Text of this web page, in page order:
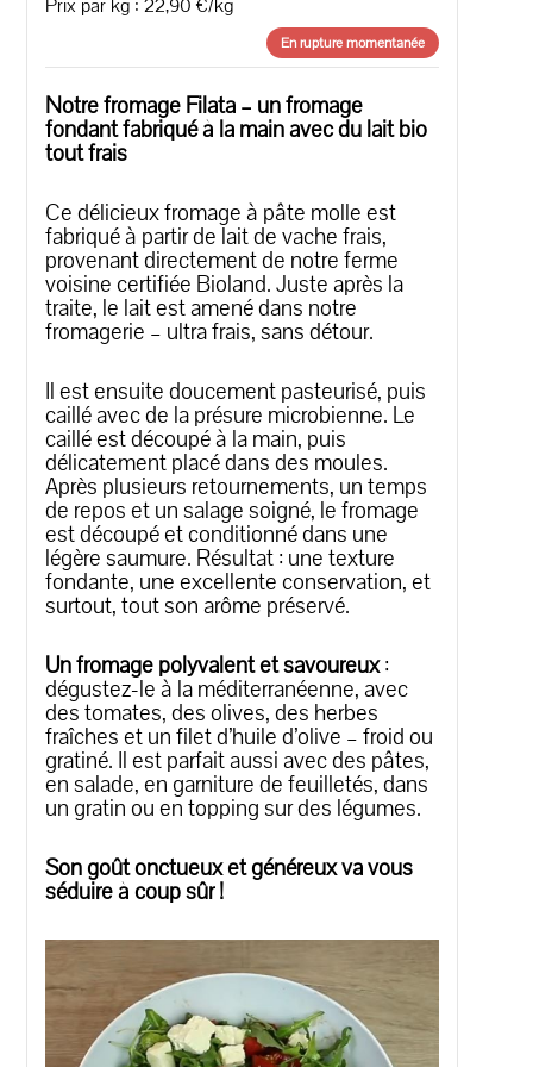
Prix par kg : 22,90 €/kg
En rupture momentanée
Notre fromage Filata – un fromage
fondant fabriqué à la main avec du lait bio
tout frais
Ce délicieux fromage à pâte molle est
fabriqué à partir de lait de vache frais,
provenant directement de notre ferme
voisine certifiée Bioland. Juste après la
traite, le lait est amené dans notre
fromagerie – ultra frais, sans détour.
Il est ensuite doucement pasteurisé, puis
caillé avec de la présure microbienne. Le
caillé est découpé à la main, puis
délicatement placé dans des moules.
Après plusieurs retournements, un temps
de repos et un salage soigné, le fromage
est découpé et conditionné dans une
légère saumure. Résultat : une texture
fondante, une excellente conservation, et
surtout, tout son arôme préservé.
Un fromage polyvalent et savoureux:
dégustez-le à la méditerranéenne, avec
des tomates, des olives, des herbes
fraîches et un filet d’huile d’olive – froid ou
gratiné. Il est parfait aussi avec des pâtes,
en salade, en garniture de feuilletés, dans
un gratin ou en topping sur des légumes.
Son goût onctueux et généreux va vous
séduire à coup sûr !